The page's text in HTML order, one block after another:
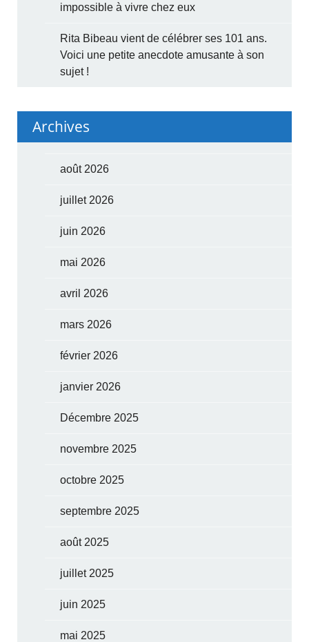
impossible à vivre chez eux
Rita Bibeau vient de célébrer ses 101 ans.
Voici une petite anecdote amusante à son
sujet !
Archives
août 2026
juillet 2026
juin 2026
mai 2026
avril 2026
mars 2026
février 2026
janvier 2026
Décembre 2025
novembre 2025
octobre 2025
septembre 2025
août 2025
juillet 2025
juin 2025
mai 2025